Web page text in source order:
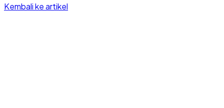
Kembali ke artikel